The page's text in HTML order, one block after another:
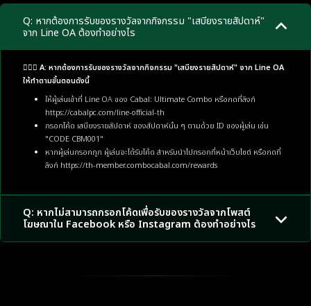
Q: หากต้องการรับของรางวัลจากกิจกรรม "เสบียงรายสัปดาห์"
จาก Line OA ต้องทำอย่างไร
🙋🏼‍♂️ A: หากต้องการรับของรางวัลจากกิจกรรม "เสบียงรายสัปดาห์" จาก Line OA
ให้ทำตามขั้นตอนดังนี้
ให้ผู้เล่นเข้าที่ Line OA ของ Cabal: Ultimate Combo หรือกดที่ลิงก์
https://cabalpc.com/line-official-th
กรอกโค้ด เสบียงรายสัปดาห์ ของสัปดาห์นั้น ๆ ตามด้วย ID ของผู้เล่น เช่น
"CODE CBM001"
หากผู้เล่นกรอกถูก ผู้เล่นจะได้รับโค้ด สำหรับนำไปกรอกที่หน้าเว็บไซต์ หรือกดที่
ลิงก์ https://th-member.combocabal.com/rewards
Q: หากไม่สามารถกรอกโค้ดเพื่อรับของรางวัลจากโพสต์
โฆษณาใน Facebook หรือ Instagram ต้องทำอย่างไร